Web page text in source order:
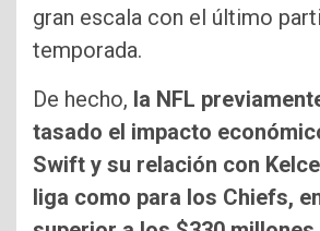
gran escala con el último
temporada.
De hecho, la NFL
tasado el impacto
Swift y su relación con
liga como para los Chiefs,